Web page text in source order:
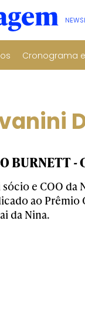
Cronograma
BURNETT -
sócio e COO da
ao Prêmio
da Nina.